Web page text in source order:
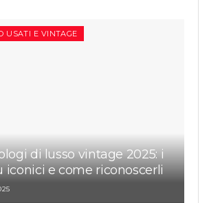
USATI E VINTAGE
di lusso vintage 2025: i
iconici e come riconoscerli